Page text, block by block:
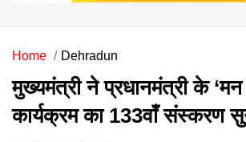
Home Dehradun
मुख्यमंत्री ने प्रधानमंत्री के ‘मन
कार्यक्रम का 133वाँ संस्करण